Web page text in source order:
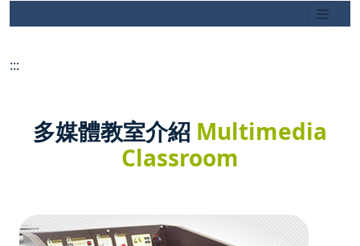
:::
多媒體教室介紹 Multimedia
Classroom